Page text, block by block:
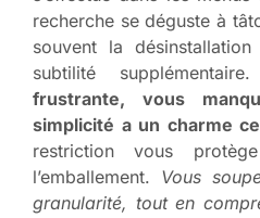
recherche se déguste à
souvent la
subtilité
frustrante, vous
simplicité a un charme
restriction vous
l’emballement. Vous
granularité, tout en